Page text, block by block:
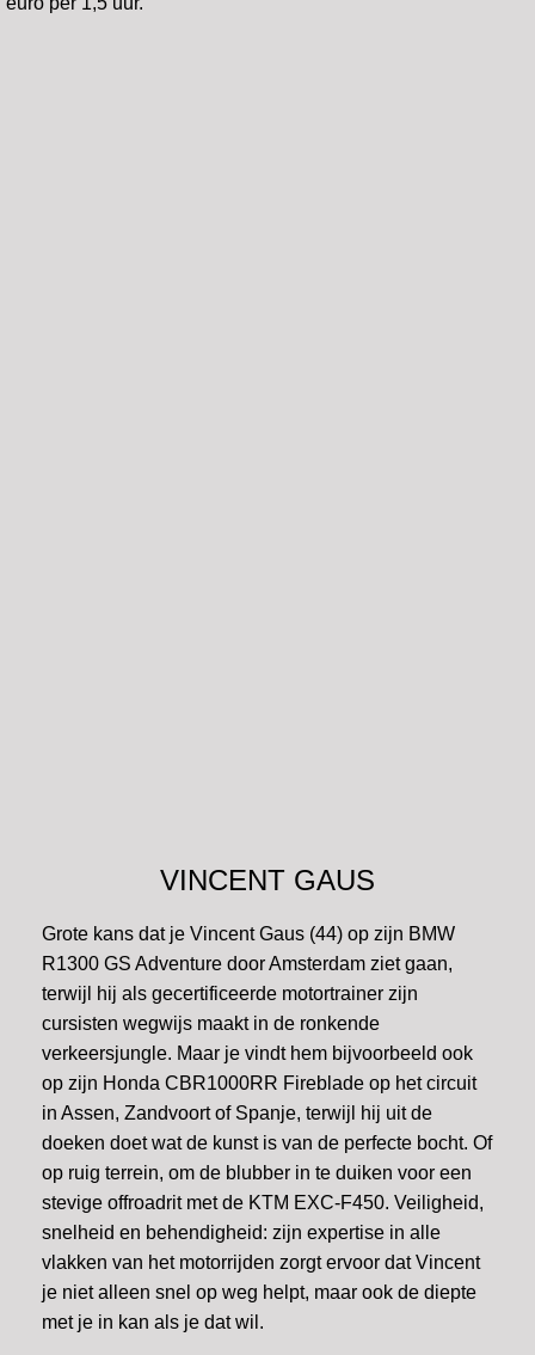
VINCENT GAUS
Grote kans dat je Vincent Gaus (44) op zijn BMW
R1300 GS Adventure door Amsterdam ziet gaan,
terwijl hij als gecertificeerde motortrainer zijn
cursisten wegwijs maakt in de ronkende
verkeersjungle. Maar je vindt hem bijvoorbeeld ook
op zijn Honda CBR1000RR Fireblade op het circuit
in Assen, Zandvoort of Spanje, terwijl hij uit de
doeken doet wat de kunst is van de perfecte bocht. Of
op ruig terrein, om de blubber in te duiken voor een
stevige offroadrit met de KTM EXC-F450. Veiligheid,
snelheid en behendigheid: zijn expertise in alle
vlakken van het motorrijden zorgt ervoor dat Vincent
je niet alleen snel op weg helpt, maar ook de diepte
met je in kan als je dat wil.